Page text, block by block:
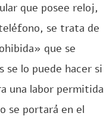
que posee reloj,
se trata de
que se
se lo puede hacer si
una labor permitida
se portará en el